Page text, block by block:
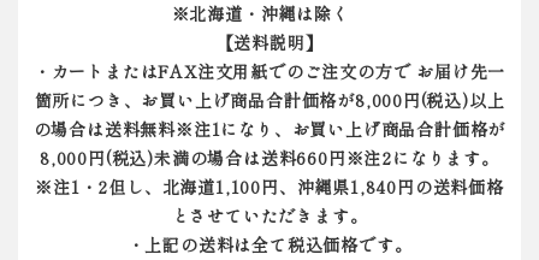
※北海道・沖縄は除く
【送料説明】
・カートまたはFAX注文用紙でのご注文の方で お届け先一
箇所につき、お買い上げ商品合計価格が8,000円(税込)以上
の場合は送料無料※注1になり、お買い上げ商品合計価格が
8,000円(税込)未満の場合は送料660円※注2になります。
※注1・2但し、北海道1,100円、沖縄県1,840円の送料価格
とさせていただきます。
・上記の送料は全て税込価格です。